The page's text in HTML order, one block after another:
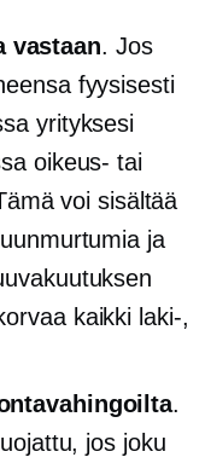
vastaan. Jos
fyysisesti
yrityksesi
oikeus- tai
voi sisältää
ja
kaikki laki-,
.
jos joku